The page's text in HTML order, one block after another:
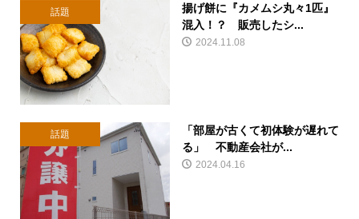
話題
揚げ餅に『カメムシ丸々1匹』
混入！？ 販売したシ...
2024.11.08
話題
「部屋が古くて初体験が遅れて
る」 不動産会社が...
2024.04.16